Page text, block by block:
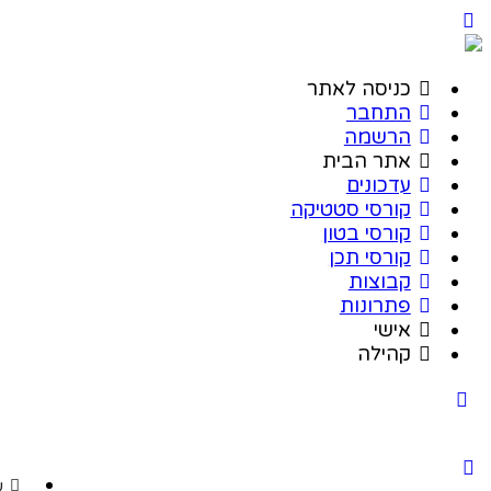
כניסה לאתר
התחבר
הרשמה
אתר הבית
עדכונים
קורסי סטטיקה
קורסי בטון
קורסי תכן
קבוצות
פתרונות
אישי
קהילה